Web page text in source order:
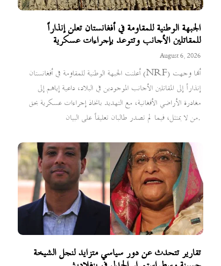
الجبهة الوطنية للمقاومة في أفغانستان تعلن إنذاراً
للمقاتلين الأجانب وتتوعد بإجراءات عسكرية
August 6, 2026
أعلنت الجبهة الوطنية للمقاومة في أفغانستان (NRF) أنها وجهت
إنذاراً إلى المقاتلين الأجانب الموجودين في البلاد، داعية إياهم إلى
مغادرة الأراضي الأفغانية، مع التهديد باتخاذ إجراءات عسكرية بحق
من لا يمتثل، فيما لم تصدر طالبان تعليقاً على البيان.
تقارير تتحدث عن دور سياسي متزايد لنجل الشيخة